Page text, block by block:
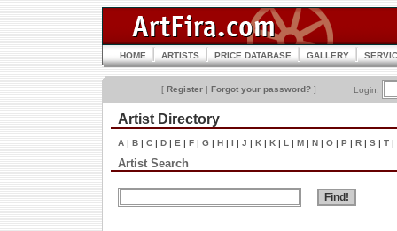
HOME ARTISTS PRICE DATABASE GALLERY
[ Register | Forgot your password? ] Login:
Artist Directory
A | B | C | D | E | F | G | H | I | J | K | K | L | M | N | O | P | R | S | T |
Artist Search